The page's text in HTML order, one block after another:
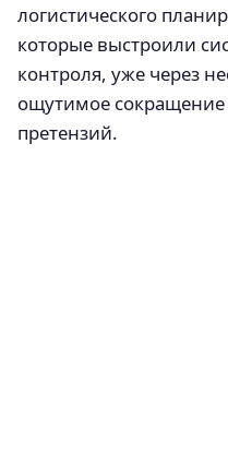
логистического
которые выстроили
контроля, уже через
ощутимое сокращение
претензий.